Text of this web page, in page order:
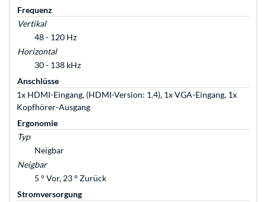
Frequenz
Vertikal
48 - 120 Hz
Horizontal
30 - 138 kHz
Anschlüsse
1x HDMI-Eingang, (HDMI-Version: 1.4), 1x VGA-Eingang, 1x
Kopfhörer-Ausgang
Ergonomie
Typ
Neigbar
Neigbar
5 ° Vor, 23 ° Zurück
Stromversorgung